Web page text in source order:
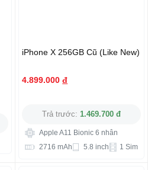
iPhone X 256GB Cũ (Like New)
4.899.000 đ
Trả trước: 1.469.700 đ
Apple A11 Bionic 6 nhân
2716 mAh
5.8 inch 1 Sim